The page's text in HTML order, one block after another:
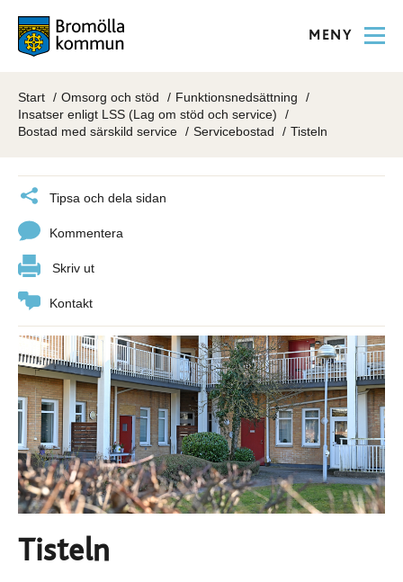
MENY
Start Omsorg och stöd
Funktionsnedsättning
Insatser enligt LSS (Lag om stöd och service)
Bostad med särskild service
Servicebostad Tisteln
Tipsa och dela sidan
Kommentera
Skriv ut
Kontakt
Tisteln